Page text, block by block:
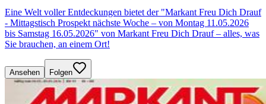
Eine Welt voller Entdeckungen bietet der "Markant Freu Dich Drauf
- Mittagstisch Prospekt nächste Woche – von Montag 11.05.2026
bis Samstag 16.05.2026" von Markant Freu Dich Drauf – alles, was
Sie brauchen, an einem Ort!
Ansehen Folgen